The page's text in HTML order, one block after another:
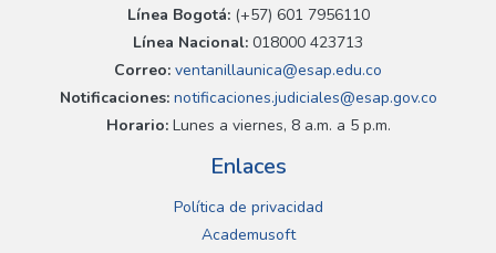
Línea Bogotá:(+57) 601 7956110
Línea Nacional: 018000 423713
Correo: ventanillaunica@esap.edu.co
Notificaciones:notificaciones.judiciales@esap.gov.co
Horario:Lunes a viernes, 8 a.m. a 5 p.m.
Enlaces
Política de privacidad
Academusoft